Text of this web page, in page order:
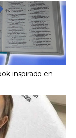
inspirado en